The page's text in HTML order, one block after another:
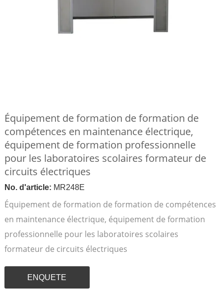
Équipement de formation de formation de
compétences en maintenance électrique,
équipement de formation professionnelle
pour les laboratoires scolaires formateur de
circuits électriques
No. d'article: MR248E
Équipement de formation de formation de compétences
en maintenance électrique, équipement de formation
professionnelle pour les laboratoires scolaires
formateur de circuits électriques
ENQUETE